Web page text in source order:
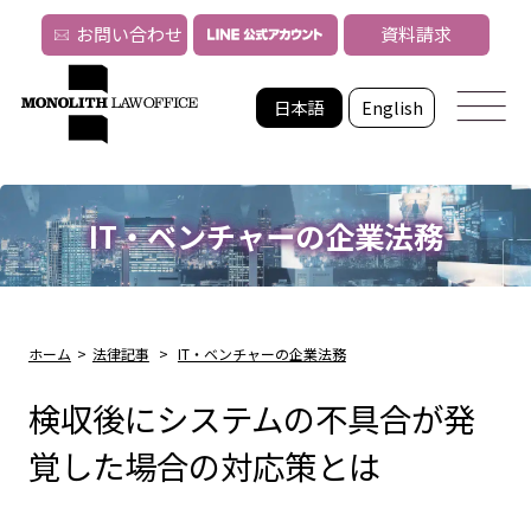
日本語 English
お問い合わせ 資料請求
IT・ベンチャーの企業法務
ホーム > 法律記事 > IT・ベンチャーの企業法務
検収後にシステムの不具合が発
覚した場合の対応策とは